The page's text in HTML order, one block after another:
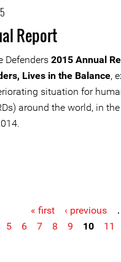
Report
Defenders 2015 Annual
Lives in the Balance,
situation for
around the world, in
« first ‹ previous
5 6 7 8 9 10 11